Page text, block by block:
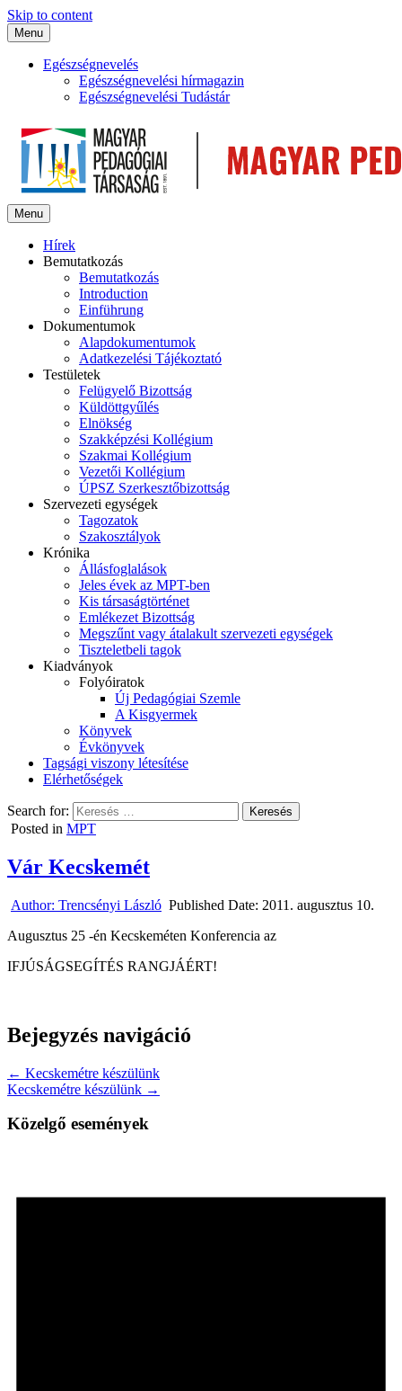
Skip to content
Menu
Egészségnevelés
Egészségnevelési hírmagazin
Egészségnevelési Tudástár
Menu
Hírek
Bemutatkozás
Bemutatkozás
Introduction
Einführung
Dokumentumok
Alapdokumentumok
Adatkezelési Tájékoztató
Testületek
Felügyelő Bizottság
Küldöttgyűlés
Elnökség
Szakképzési Kollégium
Szakmai Kollégium
Vezetői Kollégium
ÚPSZ Szerkesztőbizottság
Szervezeti egységek
Tagozatok
Szakosztályok
Krónika
Állásfoglalások
Jeles évek az MPT-ben
Kis társaságtörténet
Emlékezet Bizottság
Megszűnt vagy átalakult szervezeti egységek
Tiszteletbeli tagok
Kiadványok
Folyóiratok
Új Pedagógiai Szemle
A Kisgyermek
Könyvek
Évkönyvek
Tagsági viszony létesítése
Elérhetőségek
Search for:
Posted in MPT
Vár Kecskemét
Author: Trencsényi László Published Date: 2011. augusztus 10.
Augusztus 25 -én Kecskeméten Konferencia az
IFJÚSÁGSEGÍTÉS RANGJÁÉRT!
Bejegyzés navigáció
← Kecskemétre készülünk
Kecskemétre készülünk →
Közelgő események